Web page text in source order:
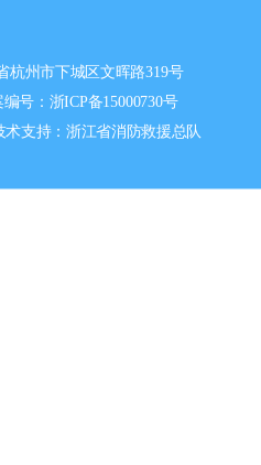
杭州市下城区文晖路319号
号： 浙ICP备15000730号
术支持：浙江省消防救援总队